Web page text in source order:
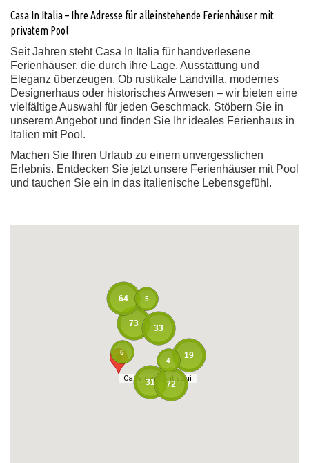
Casa In Italia – Ihre Adresse für alleinstehende Ferienhäuser mit
privatem Pool
Seit Jahren steht Casa In Italia für handverlesene
Ferienhäuser, die durch ihre Lage, Ausstattung und
Eleganz überzeugen. Ob rustikale Landvilla, modernes
Designerhaus oder historisches Anwesen – wir bieten eine
vielfältige Auswahl für jeden Geschmack. Stöbern Sie in
unserem Angebot und finden Sie Ihr ideales Ferienhaus in
Italien mit Pool.
Machen Sie Ihren Urlaub zu einem unvergesslichen
Erlebnis. Entdecken Sie jetzt unsere Ferienhäuser mit Pool
und tauchen Sie ein in das italienische Lebensgefühl.
Casa dei Lentischi
31
73
64
19
72
Casa dei Lentischi
33
6
5
4